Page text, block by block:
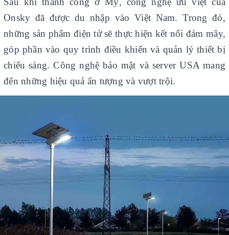
Onsky đã được du nhập vào Việt Nam. Trong đó,
những sản phẩm điện tử sẽ thực hiện kết nối đám mây,
góp phần vào quy trình điều khiển và quản lý thiết bị
chiếu sáng. Công nghệ bảo mật và server USA mang
đến những hiệu quả ấn tượng và vượt trội.